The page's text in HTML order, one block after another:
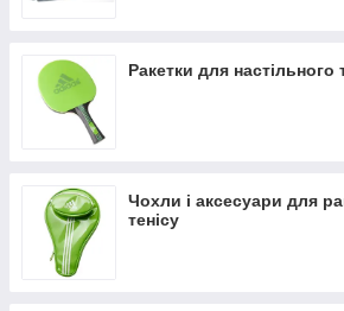
Ракетки для настільного
Чохли і аксесуари для
тенісу